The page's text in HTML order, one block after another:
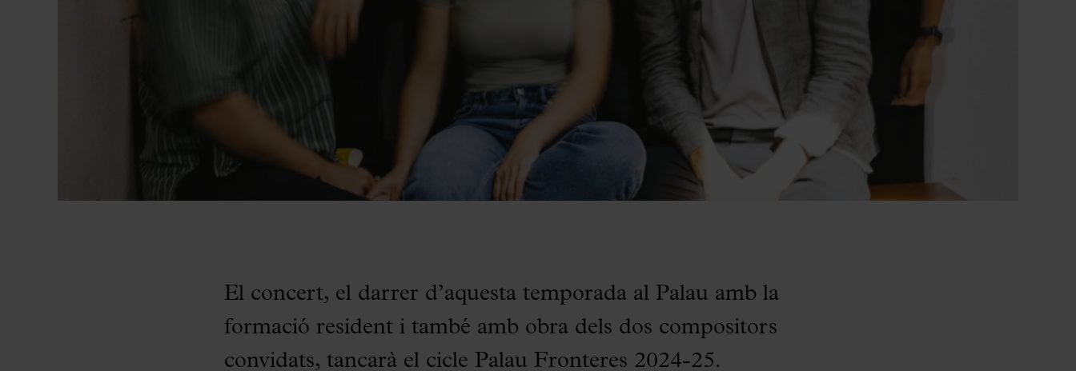
El concert, el darrer d’aquesta temporada al Palau amb la
formació resident i també amb obra dels dos compositors
convidats, tancarà el cicle Palau Fronteres 2024-25.